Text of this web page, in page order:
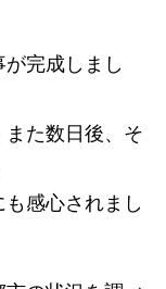
完成しまし
た数日後、そ
感心されまし